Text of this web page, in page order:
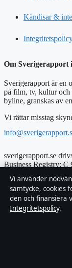
Kändisar &
Om Sverigerapport
Sverigerapport är en
på film, tv, kultur och
byline, granskas av
Vi rättar misstag
sverigerapport.se
Business Registry: C
© 2026
Så verifierar vi vår
Vi använder
samtycke, cookies
den och finansiera
Integritetspolicy.